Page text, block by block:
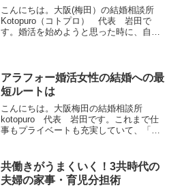
こんにちは。大阪(梅田）の結婚相談所
Kotopuro（コトプロ） 代表 岩田で
す。婚活を始めようと思った時に、自分
リでも利用してみ...
アラフォー婚活女性の結婚への最
短ルートは
こんにちは。大阪梅田の結婚相談所
kotopuro 代表 岩田です。これまで仕
事もプライベートも充実していて、「結
て思っていたし。と、あまり真剣に結婚
について考えてこられ...
共働きがうまくいく！3共時代の
夫婦の家事・育児分担術